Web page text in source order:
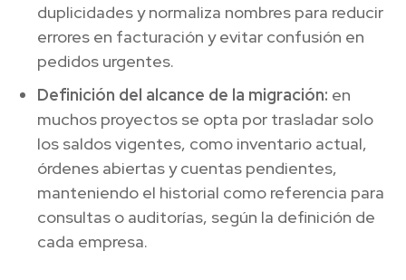
duplicidades y normaliza nombres para reducir
errores en facturación y evitar confusión en
pedidos urgentes.
Definición del alcance de la migración: en
muchos proyectos se opta por trasladar solo
los saldos vigentes, como inventario actual,
órdenes abiertas y cuentas pendientes,
manteniendo el historial como referencia para
consultas o auditorías, según la definición de
cada empresa.